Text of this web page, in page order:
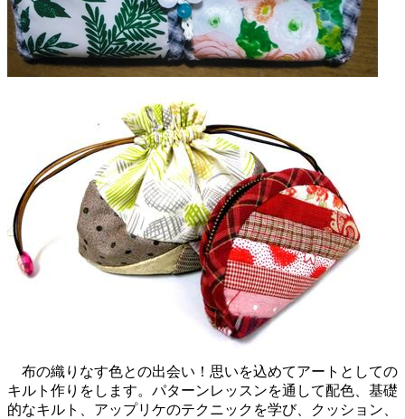
布の織りなす色との出会い！思いを込めてアートとしての
キルト作りをします。パターンレッスンを通して配色、基礎
的なキルト、アップリケのテクニックを学び、クッション、